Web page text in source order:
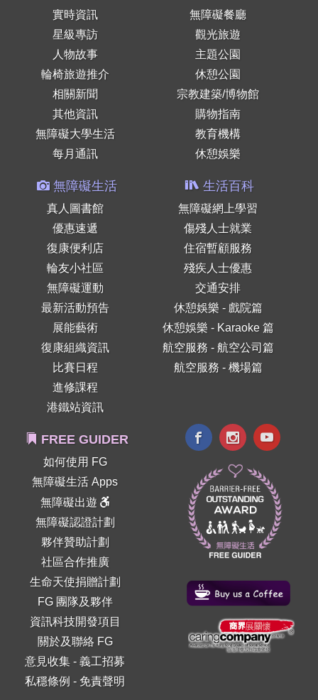
實時資訊
星級專訪
人物故事
輪椅旅遊推介
相關新聞
其他資訊
無障礙大學生活
每月通訊
無障礙餐廳
觀光旅遊
主題公園
休憩公園
宗教建築/博物館
購物指南
教育機構
休憩娛樂
無障礙生活
真人圖書館
優惠速遞
復康便利店
輪友小社區
無障礙運動
最新活動預告
展能藝術
復康組織資訊
比賽日程
進修課程
港鐵站資訊
生活百科
無障礙網上學習
傷殘人士就業
住宿暫顧服務
殘疾人士優惠
交通安排
休憩娛樂 - 戲院篇
休憩娛樂 - Karaoke 篇
航空服務 - 航空公司篇
航空服務 - 機場篇
FREE GUIDER
如何使用 FG
無障礙生活 Apps
無障礙出遊
無障礙認證計劃
夥伴贊助計劃
社區合作推廣
生命天使捐贈計劃
FG 團隊及夥伴
資訊科技開發項目
關於及聯絡 FG
意見收集 -義工招募
私穩條例 - 免責聲明